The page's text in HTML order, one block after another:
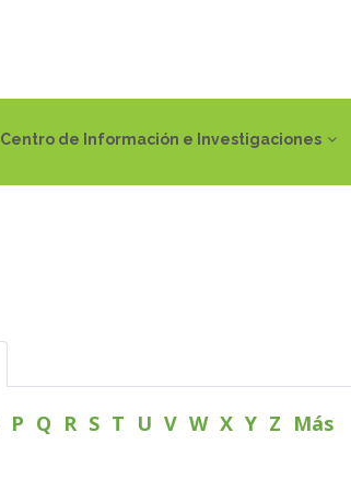
Centro de Información e Investigaciones
P Q R S T U V W X Y Z Más